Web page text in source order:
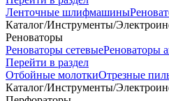
Ленточные шлифмашины
Каталог/Инструменты/
Реноваторы
Реноваторы сетевыеРеноваторы
Перейти в раздел
Отбойные молоткиОтрезные
Каталог/Инструменты/